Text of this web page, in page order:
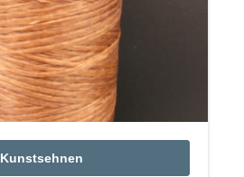
Kunstsehnen